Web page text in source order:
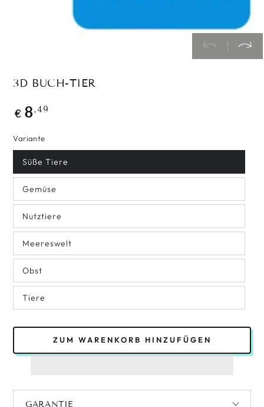
3D BUCH-TIER
Regulärer
€ 8,49
Variante
Süße Tiere
Gemüse
Nutztiere
Meereswelt
Obst
Tiere
ZUM WARENKORB HINZUFÜGEN
GARANTIE